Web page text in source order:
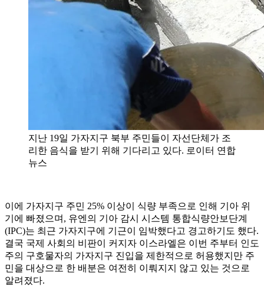
지난 19일 가자지구 북부 주민들이 자선단체가 조
리한 음식을 받기 위해 기다리고 있다. 로이터 연합
뉴스
이에 가자지구 주민 25% 이상이 식량 부족으로 인해 기아 위
기에 빠졌으며, 유엔의 기아 감시 시스템 통합식량안보단계
(IPC)는 최근 가자지구에 기근이 임박했다고 경고하기도 했다.
결국 국제 사회의 비판이 커지자 이스라엘은 이번 주부터 인도
주의 구호물자의 가자지구 진입을 제한적으로 허용했지만 주
민을 대상으로 한 배분은 여전히 이뤄지지 않고 있는 것으로
알려졌다.